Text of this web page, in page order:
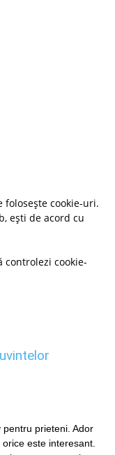
folosește cookie-uri.
ești de acord cu
controlezi cookie-
prieteni. Ador
este interesant.